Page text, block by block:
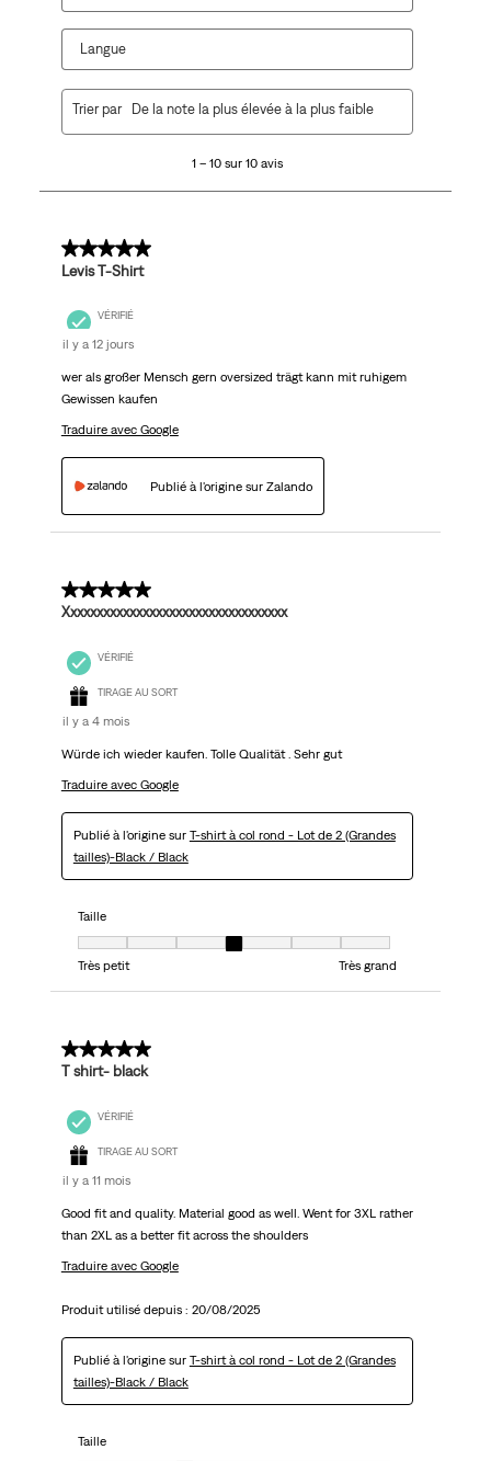
Langue
10
1 – 10 sur 10 avis
Trier par De la note la plus élevée à la plus faible
5 sur 5 étoiles.
Levis T-Shirt
VÉRIFIÉ
il y a 12 jours
wer als großer Mensch gern oversized trägt kann mit ruhigem
Gewissen kaufen
Traduire avec Google
Publié à l'origine sur Zalando
5 sur 5 étoiles.
Xxxxxxxxxxxxxxxxxxxxxxxxxxxxxxxxxx
VÉRIFIÉ
TIRAGE AU SORT
il y a 4 mois
Würde ich wieder kaufen. Tolle Qualität . Sehr gut
Traduire avec Google
Publié à l'origine sur T-shirt à col rond - Lot de 2 (Grandes
tailles)-Black / Black
Taille
Taille, 4 sur 7, où 1 est égal à Très petit et 7 est égal à Très grand
Très petit
Très grand
5 sur 5 étoiles.
T shirt- black
VÉRIFIÉ
TIRAGE AU SORT
il y a 11 mois
Good fit and quality. Material good as well. Went for 3XL rather
than 2XL as a better fit across the shoulders
Traduire avec Google
Produit utilisé depuis : 20/08/2025
Publié à l'origine sur T-shirt à col rond - Lot de 2 (Grandes
tailles)-Black / Black
Taille